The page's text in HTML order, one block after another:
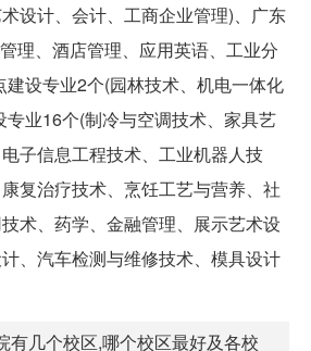
设计、会计、工商企业管理)、广东
理、酒店管理、应用英语、工业分
设专业2个(园林技术、机电一体化
业16个(制冷与空调技术、家具艺
子信息工程技术、工业机器人技
复治疗技术、烹饪工艺与营养、社
术、药学、金融管理、展示艺术设
、汽车检测与维修技术、模具设计
有几个校区,哪个校区最好及各校